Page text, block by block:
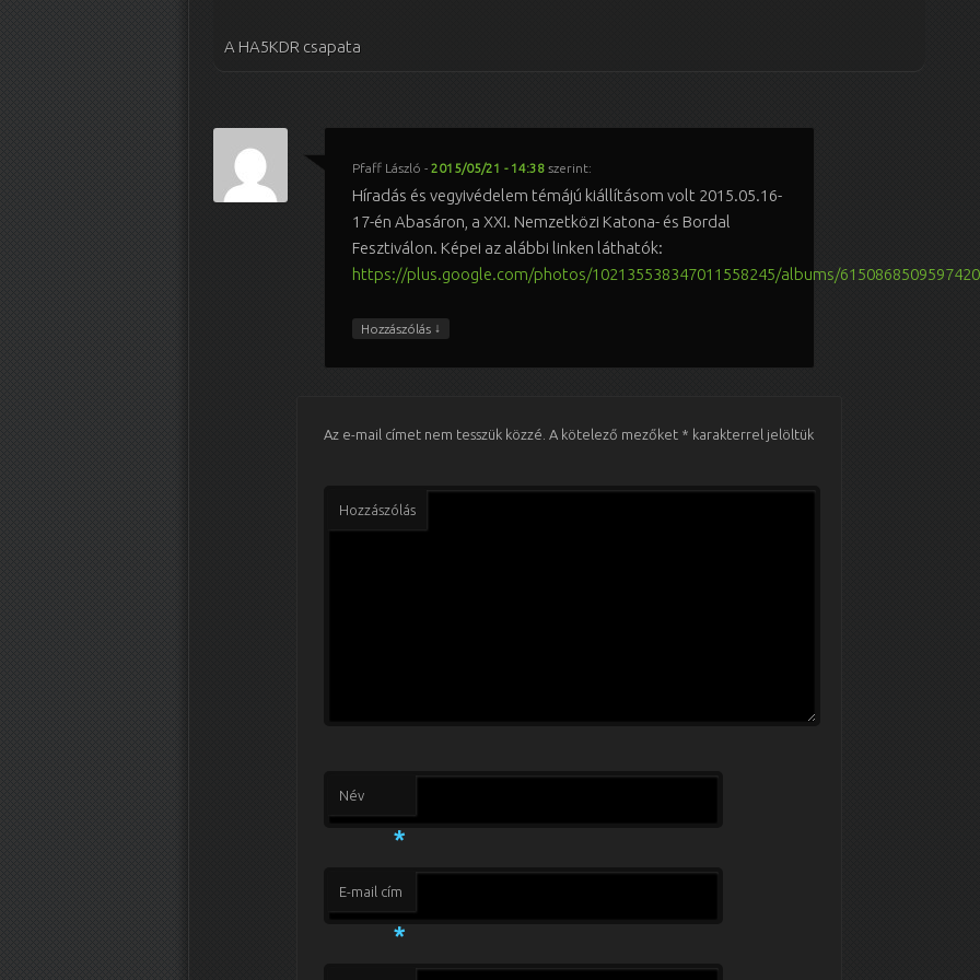
A HA5KDR csapata
Pfaff László - 2015/05/21 - 14:38 szerint:
Híradás és vegyivédelem témájú kiállításom volt 2015.05.16-
17-én Abasáron, a XXI. Nemzetközi Katona- és Bordal
Fesztiválon. Képei az alábbi linken láthatók:
https://plus.google.com/photos/102135538347011558245/albums/
Hozzászólás ↓
Az e-mail címet nem tesszük közzé. A kötelező mezőket * karakterrel jelöltük
Hozzászólás
Név
*
E-mail cím
*